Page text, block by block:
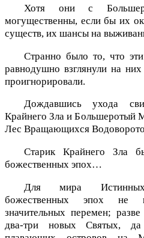
Хотя они с
могущественны, если бы их
существ, их шансы на
Странно было то, что
равнодушно взглянули на
проигнорировали.
Дождавшись ухода
Крайнего Зла и Большеротый
Лес Вращающихся
Старик Крайнего Зла
божественных эпох…
Для мира
божественных эпох не
значительных перемен;
два-три новых Святых,